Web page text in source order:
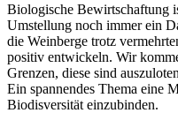
Biologische Bewirtschaftung
Umstellung noch immer ein
die Weinberge trotz
positiv entwickeln. Wir
Grenzen, diese sind
Ein spannendes Thema eine
Biodisversität einzubinden.